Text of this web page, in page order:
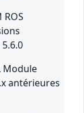
ROS
Module
antérieures